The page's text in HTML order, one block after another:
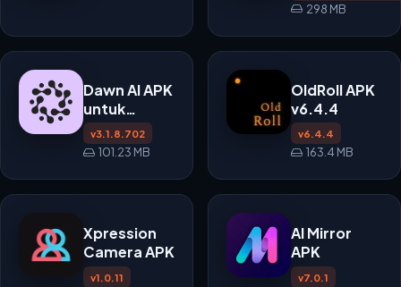
298 MB
Dawn AI APK
untuk
Android
v3.1.8.702
101.23 MB
OldRoll APK
v6.4.4
v6.4.4
163.4 MB
Xpression
Camera APK
v1.0.11
AI Mirror
APK
v7.0.1